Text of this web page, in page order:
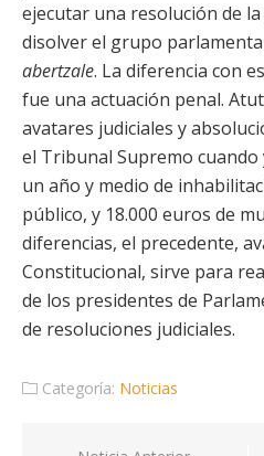
ejecutar una resolución de
disolver el grupo
abertzale. La diferencia con
fue una actuación penal.
avatares judiciales y
el Tribunal Supremo
un año y medio de
público, y 18.000 euros de
diferencias, el precedente,
Constitucional, sirve para
de los presidentes de
de resoluciones judiciales.
Categoría: Noticias